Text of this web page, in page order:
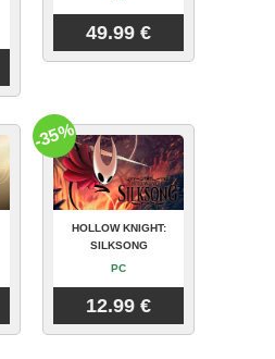
49.99 €
HOLLOW KNIGHT:
SILKSONG
PC
12.99 €
-35%